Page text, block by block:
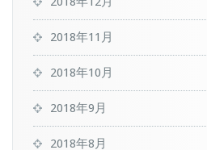
2018年11月
2018年10月
2018年9月
2018年8月